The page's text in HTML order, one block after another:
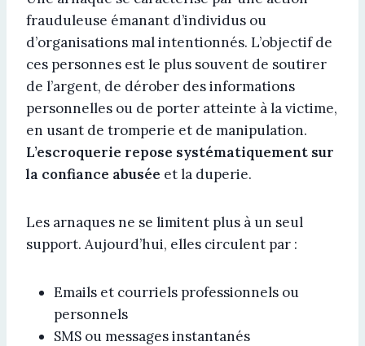
frauduleuse émanant d’individus ou
d’organisations mal intentionnés. L’objectif de
ces personnes est le plus souvent de soutirer
de l’argent, de dérober des informations
personnelles ou de porter atteinte à la victime,
en usant de tromperie et de manipulation.
L’escroquerie repose systématiquement sur
la confiance abusée et la duperie.
Les arnaques ne se limitent plus à un seul
support. Aujourd’hui, elles circulent par :
Emails et courriels professionnels ou
personnels
SMS ou messages instantanés